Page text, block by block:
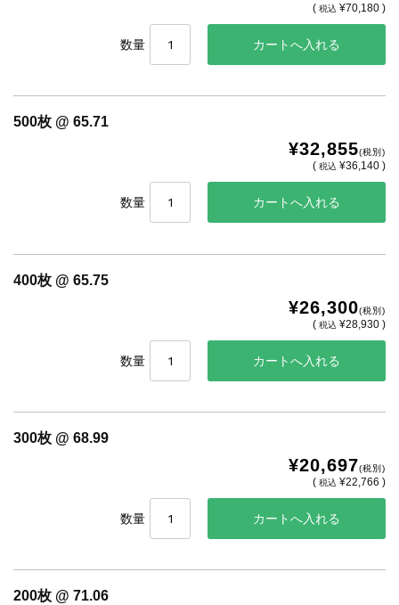
(税込 ¥70,180 )
数量
500枚 @ 65.71
¥32,855(税別)
(税込 ¥36,140 )
数量
400枚 @ 65.75
¥26,300(税別)
(税込 ¥28,930 )
数量
300枚 @ 68.99
¥20,697(税別)
(税込 ¥22,766 )
数量
200枚 @ 71.06